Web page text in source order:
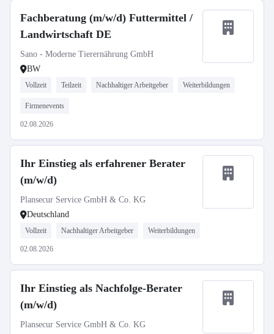
Fachberatung (m/w/d) Futtermittel /
Landwirtschaft DE
Sano - Moderne Tierernährung GmbH
BW
Vollzeit Teilzeit Nachhaltiger Arbeitgeber Weiterbildungen
Firmenevents
02.08.2026
Ihr Einstieg als erfahrener Berater
(m/w/d)
Plansecur Service GmbH & Co. KG
Deutschland
Vollzeit Nachhaltiger Arbeitgeber Weiterbildungen
02.08.2026
Ihr Einstieg als Nachfolge-Berater
(m/w/d)
Plansecur Service GmbH & Co. KG